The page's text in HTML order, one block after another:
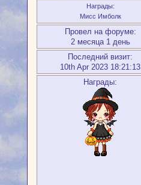
Награды:
Мисс Имболк
Провел на форуме:
2 месяца 1 день
Последний визит:
10th Apr 2023 18:21:13
Награды: